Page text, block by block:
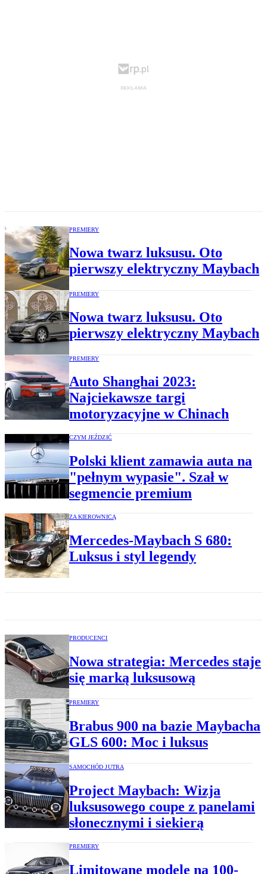
PREMIERY
Nowa twarz luksusu. Oto
pierwszy elektryczny Maybach
PREMIERY
Nowa twarz luksusu. Oto
pierwszy elektryczny Maybach
PREMIERY
Auto Shanghai 2023:
Najciekawsze targi
motoryzacyjne w Chinach
CZYM JEŹDZIĆ
Polski klient zamawia auta na
"pełnym wypasie". Szał w
segmencie premium
ZA KIEROWNICĄ
Mercedes-Maybach S 680:
Luksus i styl legendy
PRODUCENCI
Nowa strategia: Mercedes staje
się marką luksusową
PREMIERY
Brabus 900 na bazie Maybacha
GLS 600: Moc i luksus
SAMOCHÓD JUTRA
Project Maybach: Wizja
luksusowego coupe z panelami
słonecznymi i siekierą
PREMIERY
Limitowane modele na 100-